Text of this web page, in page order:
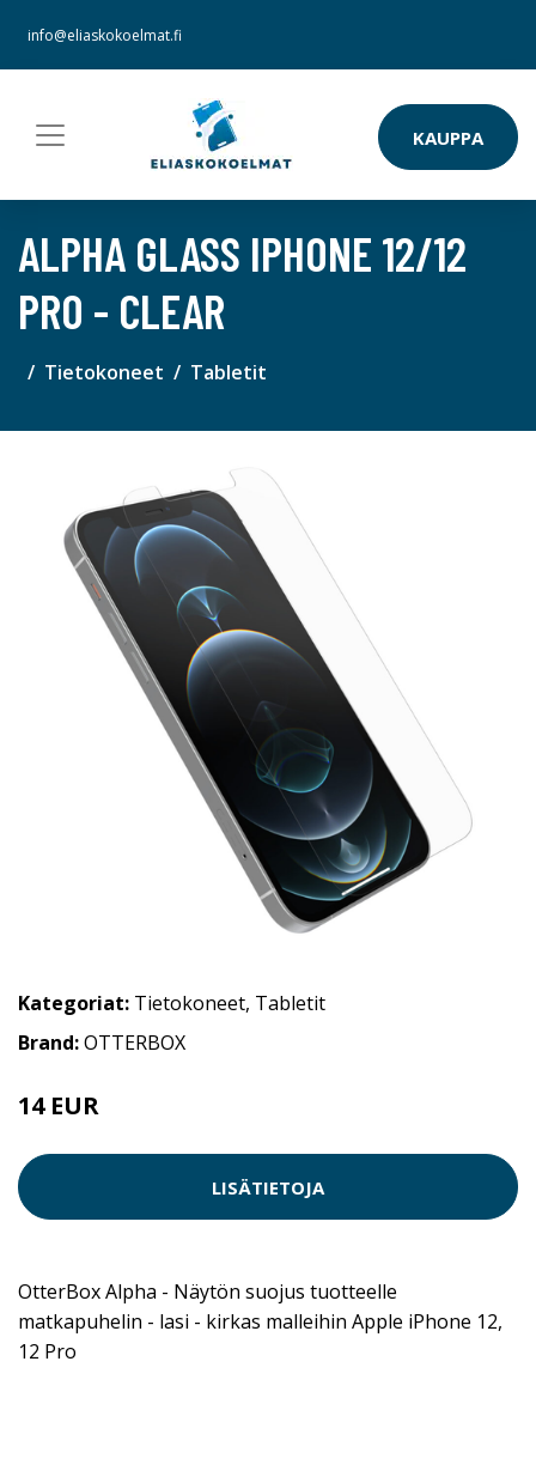
info@eliaskokoelmat.fi
KAUPPA
ALPHA GLASS IPHONE 12/12
PRO - CLEAR
Tietokoneet Tabletit
Kategoriat: Tietokoneet, Tabletit
Brand:OTTERBOX
14 EUR
LISÄTIETOJA
OtterBox Alpha - Näytön suojus tuotteelle
matkapuhelin - lasi - kirkas malleihin Apple iPhone 12,
12 Pro